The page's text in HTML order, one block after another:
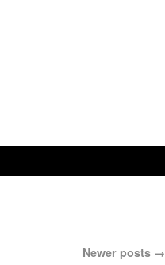
Newer posts →